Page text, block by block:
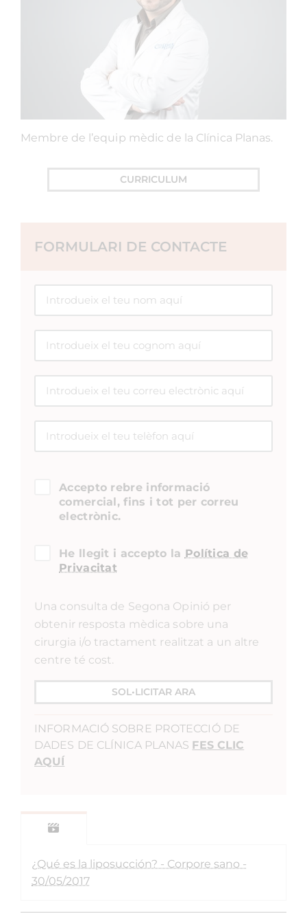
Membre de l’equip mèdic de la Clínica Planas.
CURRICULUM
FORMULARI DE CONTACTE
Accepto rebre informació
comercial, fins i tot per correu
electrònic.
He llegit i accepto la Política de
Privacitat
Una consulta de Segona Opinió per
obtenir resposta mèdica sobre una
cirurgia i/o tractament realitzat a un altre
centre té cost.
SOL•LICITAR ARA
INFORMACIÓ SOBRE PROTECCIÓ DE
DADES DE CLÍNICA PLANAS FES CLIC
AQUÍ
¿Qué es la liposucción? - Corpore sano -
30/05/2017